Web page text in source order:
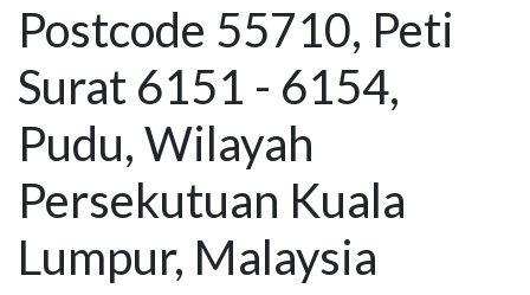
Postcode 55710, Peti
Surat 6151 - 6154,
Pudu, Wilayah
Persekutuan Kuala
Lumpur, Malaysia